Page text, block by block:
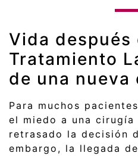
Vida después
Tratamiento
de una nueva
Para muchos
el miedo a una
retrasado la decisión
embargo, la llegada